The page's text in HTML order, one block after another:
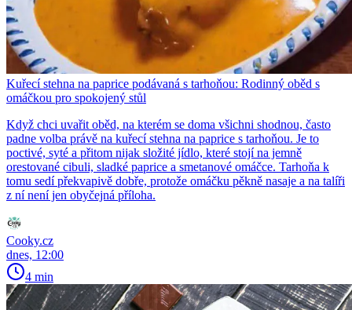
Kuřecí stehna na paprice podávaná s tarhoňou: Rodinný oběd s
omáčkou pro spokojený stůl
Když chci uvařit oběd, na kterém se doma všichni shodnou, často
padne volba právě na kuřecí stehna na paprice s tarhoňou. Je to
poctivé, syté a přitom nijak složité jídlo, které stojí na jemně
orestované cibuli, sladké paprice a smetanové omáčce. Tarhoňa k
tomu sedí překvapivě dobře, protože omáčku pěkně nasaje a na talíři
z ní není jen obyčejná příloha.
Cooky.cz
dnes, 12:00
4 min